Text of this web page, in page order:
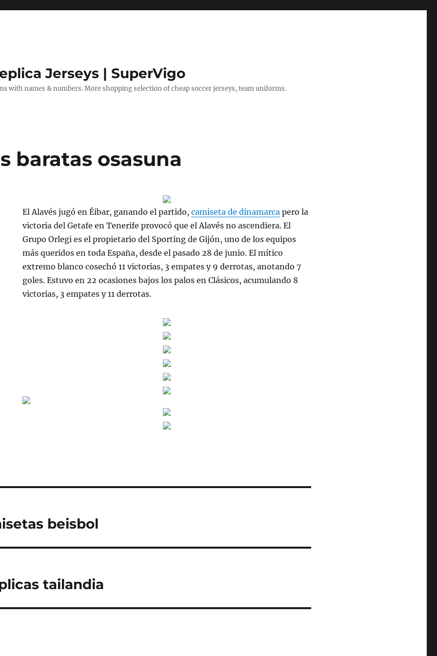
Jerseys | SuperVigo
with names & numbers. More shopping selection of cheap soccer jerseys, team uniforms.
baratas osasuna
El Alavés jugó en Éibar, ganando el partido,camiseta de dinamarca pero la
victoria del Getafe en Tenerife provocó que el Alavés no ascendiera. El
Grupo Orlegi es el propietario del Sporting de Gijón, uno de los equipos
más queridos en toda España, desde el pasado 28 de junio. El mítico
extremo blanco cosechó 11 victorias, 3 empates y 9 derrotas, anotando 7
goles. Estuvo en 22 ocasiones bajos los palos en Clásicos, acumulando 8
victorias, 3 empates y 11 derrotas.
beisbol
tailandia